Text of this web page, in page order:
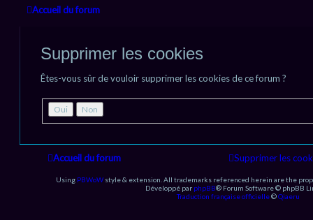
Accueil du forum
Supprimer les cookies
Êtes-vous sûr de vouloir supprimer les cookies de ce forum ?
Accueil du forum Supprimer les
Using PBWoW style & extension. All trademarks referenced herein are the
Développé par phpBB® Forum Software © phpBB
Traduction française officielle©Qiaeru